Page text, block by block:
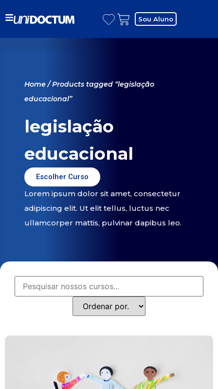
Sou Aluno
Home/ Products tagged “legislação
educacional”
legislação
educacional
Escolher Curso
Lorem ipsum dolor sit amet, consectetur
adipiscing elit. Ut elit tellus, luctus nec
ullamcorper mattis, pulvinar dapibus leo.